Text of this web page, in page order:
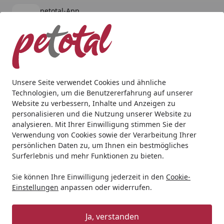
Unsere Seite verwendet Cookies und ähnliche
Technologien, um die Benutzererfahrung auf unserer
Website zu verbessern, Inhalte und Anzeigen zu
personalisieren und die Nutzung unserer Website zu
analysieren. Mit Ihrer Einwilligung stimmen Sie der
Verwendung von Cookies sowie der Verarbeitung Ihrer
persönlichen Daten zu, um Ihnen ein bestmögliches
Surferlebnis und mehr Funktionen zu bieten.
Sie können Ihre Einwilligung jederzeit in den Cookie-
Einstellungen anpassen oder widerrufen.
Ja, verstanden
petotal-App
kostenlos - Im App Store
Alle Produkte
Mein Konto
Suchen
Startseite
Aquaristik Aquarieneinrichtung JUWEL Poster S 60x30
JUWEL Poster S 60x30 Zentimeter
Aquariendekoration